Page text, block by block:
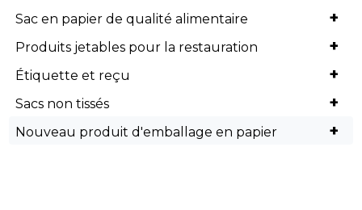
+
Sac en papier de qualité alimentaire
+
Produits jetables pour la restauration
+
Étiquette et reçu
+
Sacs non tissés
+
Nouveau produit d'emballage en papier